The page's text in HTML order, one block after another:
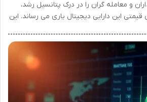
و معامله گران را در درک پتانسیل رشد،
این دارایی دیجیتال یاری می رساند. این